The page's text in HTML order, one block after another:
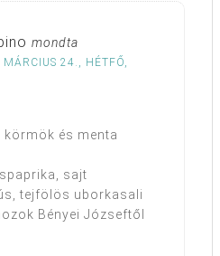
mondta
24., HÉTFŐ,
és menta
sajt
tejfölös uborkasali
Bényei Józseftől